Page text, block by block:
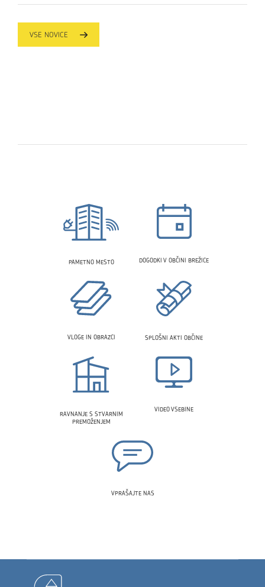
VSE NOVICE
PAMETNO MESTO DOGODKI V OBČINI BREŽICE
VLOGE IN OBRAZCI SPLOŠNI AKTI OBČINE
RAVNANJE S STVARNIM
PREMOŽENJEM
VIDEO VSEBINE
VPRAŠAJTE NAS